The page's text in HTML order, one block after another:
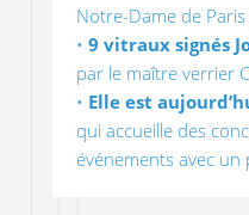
Notre-Dame de
• 9 vitraux signés
par le maître verrier
• Elle est
qui accueille des
événements avec